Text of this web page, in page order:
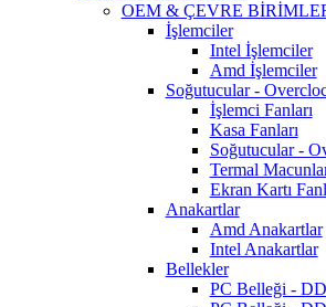
OEM & ÇEVRE
İşlemciler
Intel İşlemciler
Amd İşlemciler
Soğutucular -
İşlemci Fanları
Kasa Fanları
Soğutucular -
Termal
Ekran Kartı
Anakartlar
Amd Anakartlar
Intel Anakartlar
Bellekler
PC Belleği -